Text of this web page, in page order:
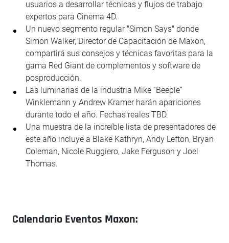
usuarios a desarrollar técnicas y flujos de trabajo
expertos para Cinema 4D.
Un nuevo segmento regular "Simon Says" donde
Simon Walker, Director de Capacitación de Maxon,
compartirá sus consejos y técnicas favoritas para la
gama Red Giant de complementos y software de
posproducción.
Las luminarias de la industria Mike “Beeple”
Winklemann y Andrew Kramer harán apariciones
durante todo el año. Fechas reales TBD.
Una muestra de la increíble lista de presentadores de
este año incluye a Blake Kathryn, Andy Lefton, Bryan
Coleman, Nicole Ruggiero, Jake Ferguson y Joel
Thomas.
Calendario Eventos Maxon: